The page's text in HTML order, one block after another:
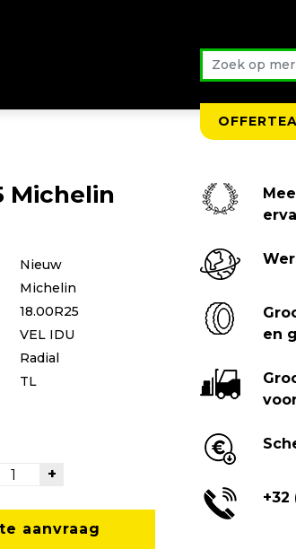
Michelin
Nieuw
Michelin
18.00R25
VEL IDU
Radial
TL
+
aanvraag
en
+32